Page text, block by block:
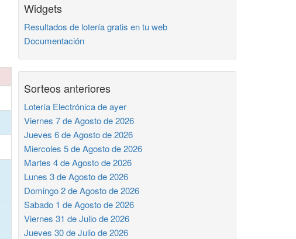
Widgets
Resultados de lotería gratis en tu web
Documentación
Sorteos anteriores
Lotería Electrónica de ayer
Viernes 7 de Agosto de 2026
Jueves 6 de Agosto de 2026
Miercoles 5 de Agosto de 2026
Martes 4 de Agosto de 2026
Lunes 3 de Agosto de 2026
Domingo 2 de Agosto de 2026
Sabado 1 de Agosto de 2026
Viernes 31 de Julio de 2026
Jueves 30 de Julio de 2026